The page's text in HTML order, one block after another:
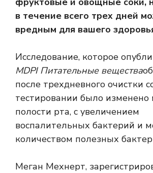
в течение всего трех дней
вредным для вашего
Исследование, которое
MDPI Питательные вещества
после трехдневного очистки
тестировании было
полости рта, с увеличением
воспалительных бактерий и
количеством полезных
Меган Мехнерт,